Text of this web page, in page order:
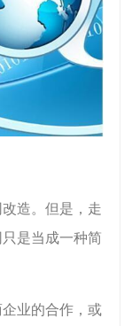
造。但是，走
是当成一种简
业的合作，或